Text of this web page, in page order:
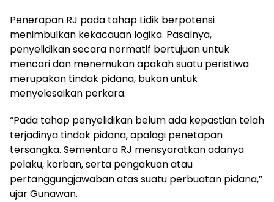
Penerapan RJ pada tahap Lidik berpotensi
menimbulkan kekacauan logika. Pasalnya,
penyelidikan secara normatif bertujuan untuk
mencari dan menemukan apakah suatu peristiwa
merupakan tindak pidana, bukan untuk
menyelesaikan perkara.
“Pada tahap penyelidikan belum ada kepastian telah
terjadinya tindak pidana, apalagi penetapan
tersangka. Sementara RJ mensyaratkan adanya
pelaku, korban, serta pengakuan atau
pertanggungjawaban atas suatu perbuatan pidana,”
ujar Gunawan.